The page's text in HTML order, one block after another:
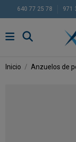
640 77 25 78 971
Inicio Anzuelos de